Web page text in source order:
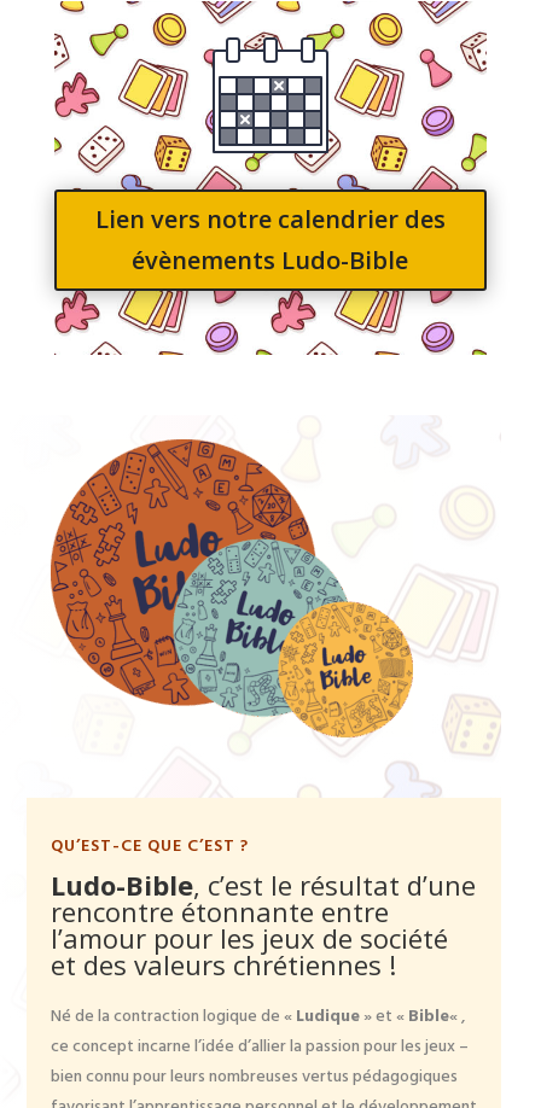
Lien vers notre calendrier des
évènements Ludo-Bible
QU’EST-CE QUE C’EST ?
Ludo-Bible, c’est le résultat d’une
rencontre étonnante entre
l’amour pour les jeux de société
et des valeurs chrétiennes !
Né de la contraction logique de «Ludique» et «Bible« ,
ce concept incarne l’idée d’allier la passion pour les jeux –
bien connu pour leurs nombreuses vertus pédagogiques